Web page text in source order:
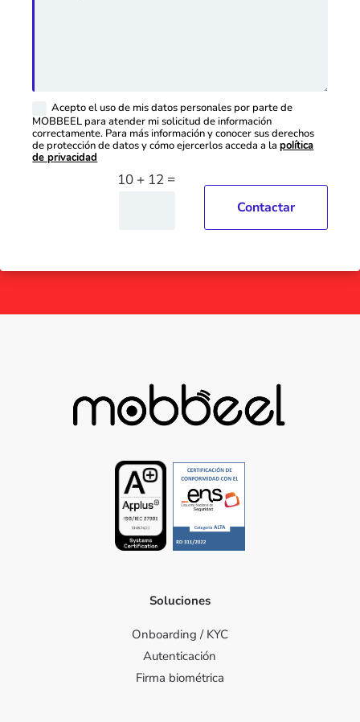
Acepto el uso de mis datos personales por parte de
MOBBEEL para atender mi solicitud de información
correctamente. Para más información y conocer sus derechos
de protección de datos y cómo ejercerlos acceda a lapolítica
de privacidad
10 + 12 =
Contactar
Soluciones
Onboarding / KYC
Autenticación
Firma biométrica